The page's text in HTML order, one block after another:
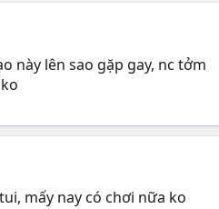
này lên sao gặp gay, nc tởm
mấy nay có chơi nữa ko